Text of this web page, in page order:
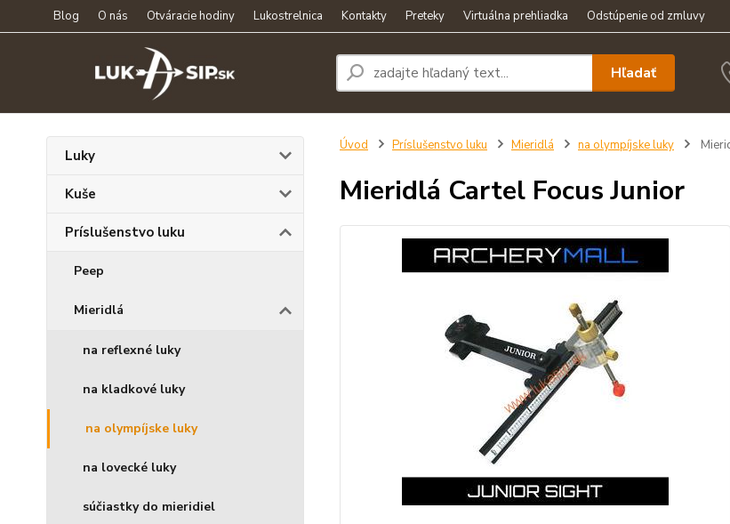
Blog O nás Otváracie hodiny Lukostrelnica Kontakty Preteky Virtuálna prehliadka Odstúpenie od zmluvy
Hľadať
Luky
Kuše
Príslušenstvo luku
Peep
Mieridlá
na reflexné luky
na kladkové luky
na olympíjske luky
na lovecké luky
súčiastky do mieridiel
Úvod Príslušenstvo luku Mieridlá na olympíjske luky
Mieridlá Cartel Focus Junior